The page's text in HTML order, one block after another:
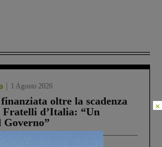
1 Agosto 2026
oltre la scadenza
d’Italia: “Un
×